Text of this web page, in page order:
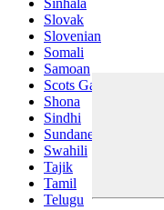
Slovak
Slovenian
Somali
Samoan
Scots Gaelic
Shona
Sindhi
Sundanese
Swahili
Tajik
Tamil
Telugu